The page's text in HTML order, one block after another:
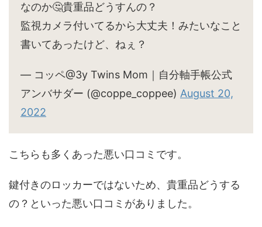
なのか🤔貴重品どうすんの？
監視カメラ付いてるから大丈夫！みたいなこと
書いてあったけど、ねぇ？
— コッペ@3y Twins Mom｜自分軸手帳公式
アンバサダー (@coppe_coppee) August 20,
2022
こちらも多くあった悪い口コミです。
鍵付きのロッカーではないため、貴重品どうする
の？といった悪い口コミがありました。